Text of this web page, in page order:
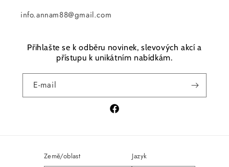
info.annam88@gmail.com
Přihlašte se k odběru novinek, slevových akcí a
přístupu k unikátním nabídkám.
E-mail
Facebook
Země/oblast Jazyk